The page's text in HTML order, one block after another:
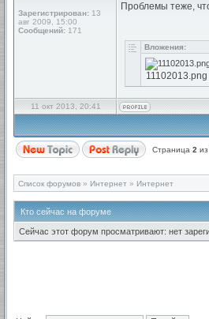
Зарегистрирован: 13
авг 2009, 15:00
Сообщений: 171
Проблемы теже,
Вложения:
11 окт 2013, 20:41
Страница 2 из
Список форумов » Интернет » Интернет
Кто сейчас на форуме
Сейчас этот форум просматривают: нет